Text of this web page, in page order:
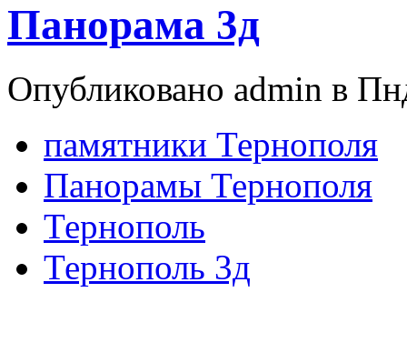
Панорама 3д
Опубликовано admin в
памятники Тернополя
Панорамы Тернополя
Тернополь
Тернополь 3д